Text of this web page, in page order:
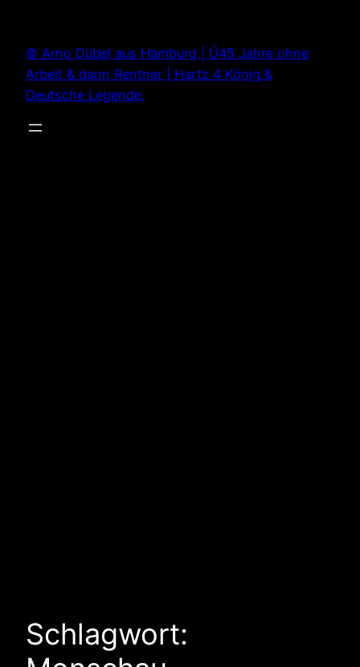
springen
© Arno Dübel aus Hamburg | Ü45 Jahre ohne
Arbeit & dann Rentner | Hartz 4 König &
Deutsche Legende.
Schlagwort: